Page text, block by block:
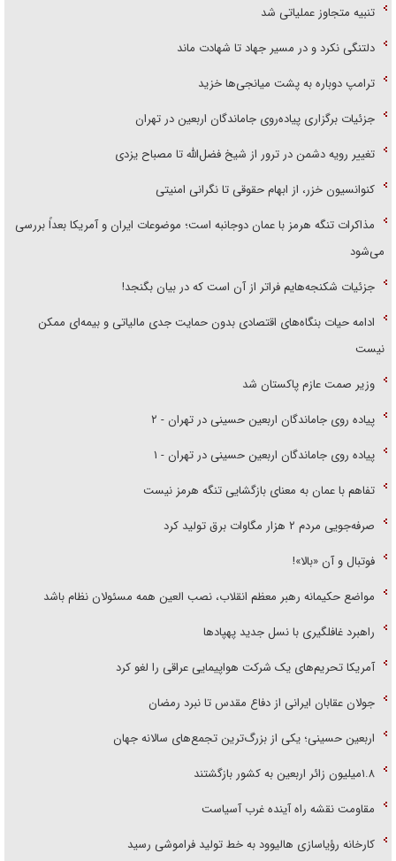
تنبیه متجاوز عملیاتی شد
دلتنگی نکرد و در مسیر جهاد تا شهادت ماند
ترامپ دوباره به پشت میانجی‌ها خزید
جزئیات برگزاری پیاده‌روی جاماندگان اربعین در تهران
تغییر رویه دشمن در ترور از شیخ فضل‌الله تا مصباح یزدی
کنوانسیون خزر، از ابهام حقوقی تا نگرانی امنیتی
مذاکرات تنگه هرمز با عمان دوجانبه است؛ موضوعات ایران و آمریکا بعداً بررسی
می‌شود
جزئیات شکنجه‌هایم فراتر از آن است که در بیان بگنجد!
ادامه حیات بنگاه‌های اقتصادی بدون حمایت جدی مالیاتی و بیمه‌ای ممکن
نیست
وزیر صمت عازم پاکستان شد
پیاده روی جاماندگان اربعین حسینی در تهران - ۲
پیاده روی جاماندگان اربعین حسینی در تهران - ۱
تفاهم با عمان به معنای بازگشایی تنگه هرمز نیست
صرفه‌جویی مردم ۲ هزار مگاوات برق تولید کرد
فوتبال و آن «بالا»!
مواضع حکیمانه رهبر معظم انقلاب، نصب العین همه مسئولان نظام باشد
راهبرد غافلگیری با نسل جدید پهپاد‌ها
آمریکا تحریم‌های یک شرکت هواپیمایی عراقی را لغو کرد
جولان عقابان ایرانی از دفاع مقدس تا نبرد رمضان
اربعین حسینی؛ یکی از بزرگ‌ترین تجمع‌های سالانه جهان
۱.۸میلیون زائر اربعین به کشور بازگشتند
مقاومت نقشه راه آینده غرب آسیاست
کارخانه رؤیاسازی هالیوود به خط تولید فراموشی رسید